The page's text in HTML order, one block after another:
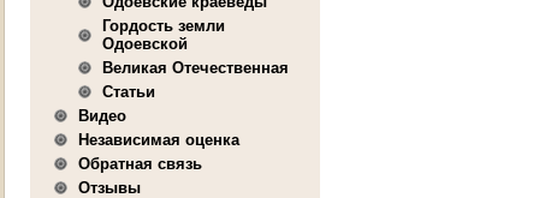
Гордость земли
Одоевской
Великая Отечественная
Статьи
Видео
Независимая оценка
Обратная связь
Отзывы